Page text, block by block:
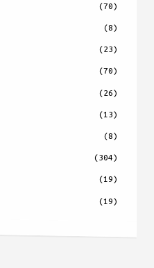
(70)
(8)
(23)
(70)
(26)
(13)
(8)
(304)
(19)
(19)